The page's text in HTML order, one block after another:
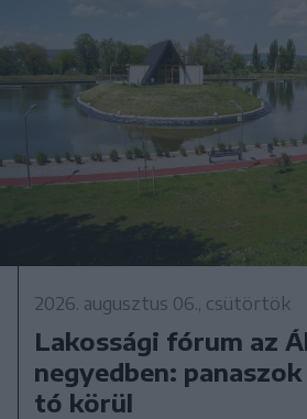
2026. augusztus 06., csütörtök
Lakossági fórum az
negyedben:
tó körül